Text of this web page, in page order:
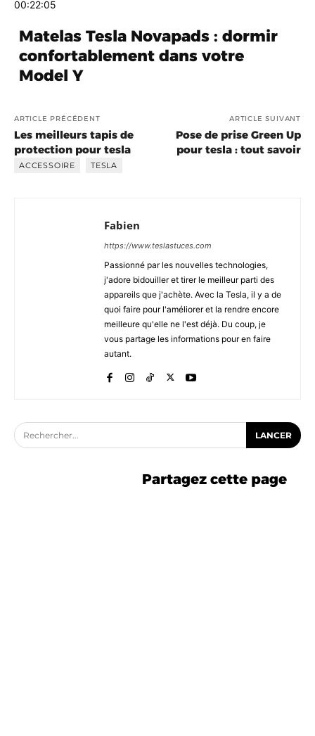
00:22:05
Matelas Tesla Novapads : dormir
confortablement dans votre
Model Y
ARTICLE PRÉCÉDENT
Les meilleurs tapis de
protection pour tesla
ARTICLE SUIVANT
Pose de prise Green Up
pour tesla : tout savoir
ACCESSOIRE TESLA
Fabien
https://www.teslastuces.com
Passionné par les nouvelles technologies,
j'adore bidouiller et tirer le meilleur parti des
appareils que j'achète. Avec la Tesla, il y a de
quoi faire pour l'améliorer et la rendre encore
meilleure qu'elle ne l'est déjà. Du coup, je
vous partage les informations pour en faire
autant.
Rechercher... LANCER
Partagez cette page